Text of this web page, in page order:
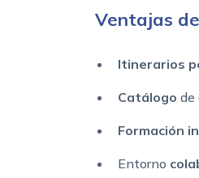
Ventajas
Itinerarios
Catálogo de
Formación
Entorno